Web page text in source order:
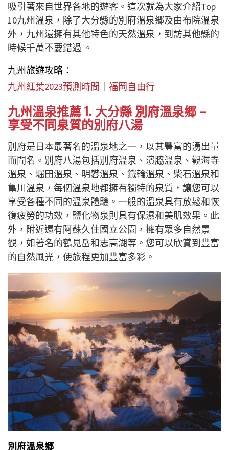
吸引著來自世界各地的遊客。這次就為大家介紹Top
10九州溫泉，除了大分縣的別府溫泉郷及由布院溫泉
外，九州還擁有其他特色的天然溫泉，到訪其他縣的
時候千萬不要錯過 。
九州旅遊攻略：
九州紅葉2023預測時間 福岡自由行
九州溫泉推薦 1. 大分縣 別府溫泉郷 –
享受不同泉質的別府八湯
別府是日本最著名的溫泉地之一，以其豐富的湧出量
而聞名。別府八湯包括別府溫泉、濱脇溫泉、觀海寺
溫泉、堀田溫泉、明礬溫泉、鐵輪溫泉、柴石溫泉和
亀川溫泉，每個溫泉地都擁有獨特的泉質，讓您可以
享受各種不同的溫泉體驗。一般的溫泉具有放鬆和恢
復疲勞的功效，鹽化物泉則具有保濕和美肌效果。此
外，附近還有阿蘇久住國立公園，擁有眾多自然景
觀，如著名的鶴見岳和志高湖等。您可以欣賞到豐富
的自然風光，使旅程更加豐富多彩。
別府溫泉郷